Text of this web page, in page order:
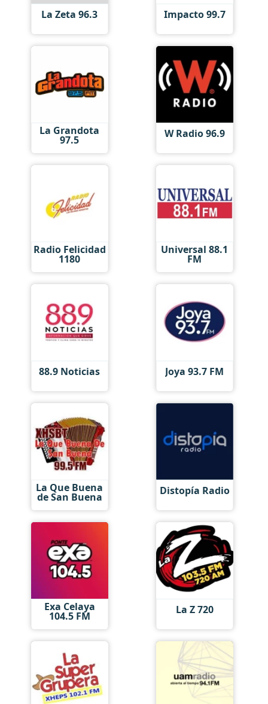
La Zeta 96.3 Impacto 99.7
La Grandota
97.5 W Radio 96.9
Radio Felicidad
1180
Universal 88.1
FM
88.9 Noticias Joya 93.7 FM
La Que Buena
de San Buena Distopía Radio
Exa Celaya
104.5 FM La Z 720